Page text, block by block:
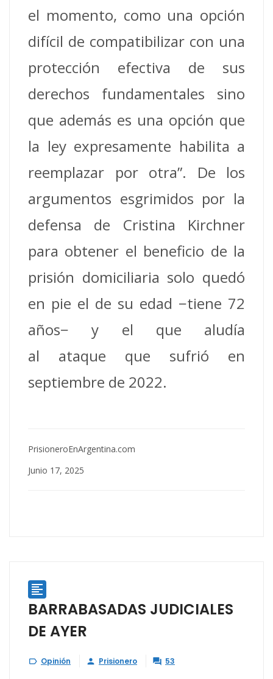
el momento, como una opción
difícil de compatibilizar con una
protección efectiva de sus
derechos fundamentales sino
que además es una opción que
la ley expresamente habilita a
reemplazar por otra”. De los
argumentos esgrimidos por la
defensa de Cristina Kirchner
para obtener el beneficio de la
prisión domiciliaria solo quedó
en pie el de su edad −tiene 72
años− y el que aludía
al ataque que sufrió en
septiembre de 2022.
PrisioneroEnArgentina.com
Junio 17, 2025

BARRABASADAS JUDICIALES
DE AYER
 Opinión  Prisionero  53